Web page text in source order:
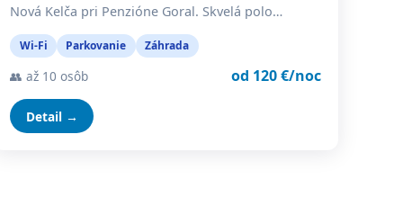
Nová Kelča pri Penzióne Goral. Skvelá polo…
Wi-Fi Parkovanie Záhrada
👥 až 10 osôb od 120 €/noc
Detail →